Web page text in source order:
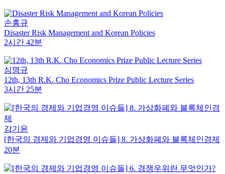
손홍규
Disaster Risk Management and Korean Policies
2시간 42분
심명규
12th, 13th R.K. Cho Economics Prize Public Lecture Series
3시간 25분
강기윤
[한국의 경제와 기업경영 이슈들] 8. 가상화폐와 블록체인경제
20분